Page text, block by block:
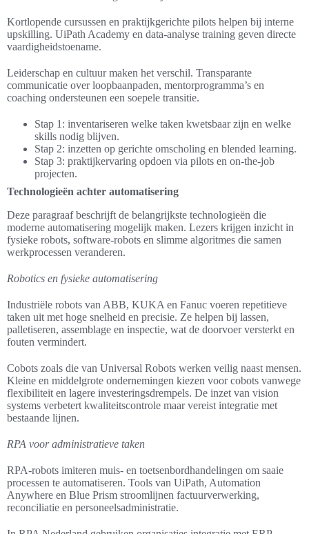
Kortlopende cursussen en praktijkgerichte pilots helpen bij interne
upskilling. UiPath Academy en data-analyse training geven directe
vaardigheidstoename.
Leiderschap en cultuur maken het verschil. Transparante
communicatie over loopbaanpaden, mentorprogramma’s en
coaching ondersteunen een soepele transitie.
Stap 1: inventariseren welke taken kwetsbaar zijn en welke
skills nodig blijven.
Stap 2: inzetten op gerichte omscholing en blended learning.
Stap 3: praktijkervaring opdoen via pilots en on-the-job
projecten.
Technologieën achter automatisering
Deze paragraaf beschrijft de belangrijkste technologieën die
moderne automatisering mogelijk maken. Lezers krijgen inzicht in
fysieke robots, software-robots en slimme algoritmes die samen
werkprocessen veranderen.
Robotics en fysieke automatisering
Industriële robots van ABB, KUKA en Fanuc voeren repetitieve
taken uit met hoge snelheid en precisie. Ze helpen bij lassen,
palletiseren, assemblage en inspectie, wat de doorvoer versterkt en
fouten vermindert.
Cobots zoals die van Universal Robots werken veilig naast mensen.
Kleine en middelgrote ondernemingen kiezen voor cobots vanwege
flexibiliteit en lagere investeringsdrempels. De inzet van vision
systems verbetert kwaliteitscontrole maar vereist integratie met
bestaande lijnen.
RPA voor administratieve taken
RPA-robots imiteren muis- en toetsenbordhandelingen om saaie
processen te automatiseren. Tools van UiPath, Automation
Anywhere en Blue Prism stroomlijnen factuurverwerking,
reconciliatie en personeelsadministratie.